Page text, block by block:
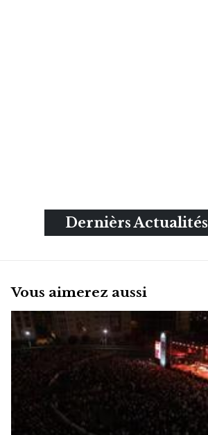
Dernièrs Actualités
Vous aimerez aussi